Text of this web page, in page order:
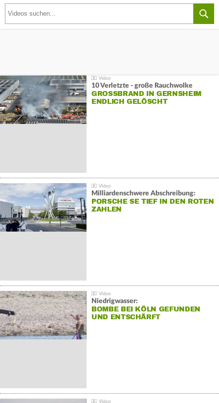
10 Verletzte - große Rauchwolke
GROSSBRAND IN GERNSHEIM E
NDLICH GELÖSCHT
Milliardenschwere Abschreibung:
PORSCHE SE TIEF IN DEN ROTEN
ZAHLEN
Niedrigwasser:
BOMBE BEI KÖLN GEFUNDEN
UND ENTSCHÄRFT